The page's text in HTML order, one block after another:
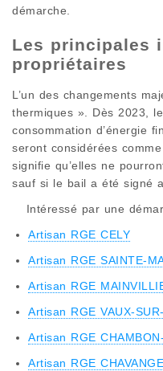
démarche.
Les principales
propriétaires
L’un des changements
thermiques ». Dès 2023,
consommation d’énergie
seront considérées
signifie qu’elles ne
sauf si le bail a été signé
Intéressé par une
Artisan RGE CELY
Artisan RGE SAINTE-
Artisan RGE
Artisan RGE VAUX-
Artisan RGE
Artisan RGE